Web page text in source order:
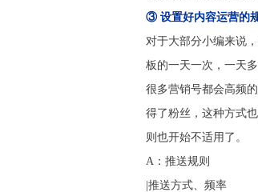
③ 设置好内容运营的
对于大部分小编来说
板的一天一次，一天
很多营销号都会高频
得了粉丝，这种方式
则也开始不适用了。
A：推送规则
|推送方式、频率